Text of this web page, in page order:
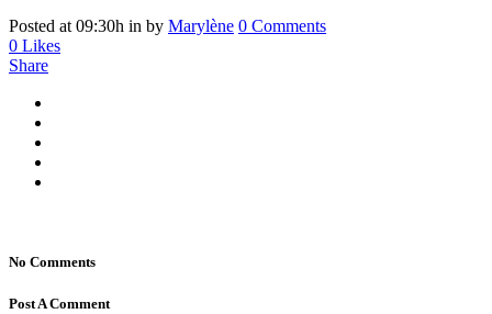
Posted at 09:30h in by Marylène 0 Comments
0 Likes
Share
No Comments
Post A Comment